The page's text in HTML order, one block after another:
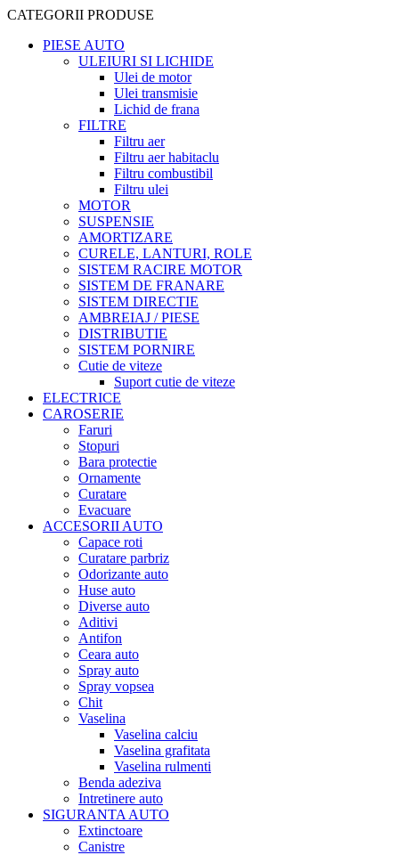
CATEGORII PRODUSE
PIESE AUTO
ULEIURI SI LICHIDE
Ulei de motor
Ulei transmisie
Lichid de frana
FILTRE
Filtru aer
Filtru aer habitaclu
Filtru combustibil
Filtru ulei
MOTOR
SUSPENSIE
AMORTIZARE
CURELE, LANTURI, ROLE
SISTEM RACIRE MOTOR
SISTEM DE FRANARE
SISTEM DIRECTIE
AMBREIAJ / PIESE
DISTRIBUTIE
SISTEM PORNIRE
Cutie de viteze
Suport cutie de viteze
ELECTRICE
CAROSERIE
Faruri
Stopuri
Bara protectie
Ornamente
Curatare
Evacuare
ACCESORII AUTO
Capace roti
Curatare parbriz
Odorizante auto
Huse auto
Diverse auto
Aditivi
Antifon
Ceara auto
Spray auto
Spray vopsea
Chit
Vaselina
Vaselina calciu
Vaselina grafitata
Vaselina rulmenti
Benda adeziva
Intretinere auto
SIGURANTA AUTO
Extinctoare
Canistre